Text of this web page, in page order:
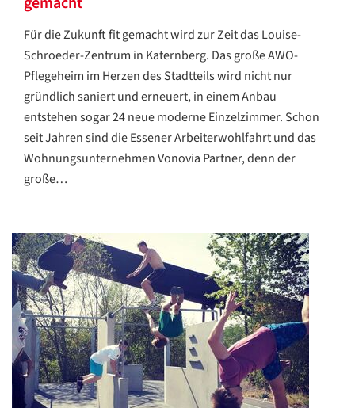
Für die Zukunft fit gemacht wird zur Zeit das Louise-
Schroeder-Zentrum in Katernberg. Das große AWO-
Pflegeheim im Herzen des Stadtteils wird nicht nur
gründlich saniert und erneuert, in einem Anbau
entstehen sogar 24 neue moderne Einzelzimmer. Schon
seit Jahren sind die Essener Arbeiterwohlfahrt und das
Wohnungsunternehmen Vonovia Partner, denn der
große…